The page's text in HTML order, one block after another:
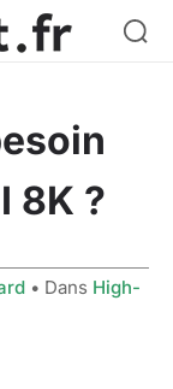
8K ?
• Dans High-